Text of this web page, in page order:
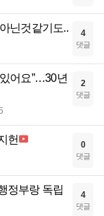
닌것같기도.. 4
댓글
어요”…30년
2
댓글
헌 0
댓글
정부랑 독립
4
댓글